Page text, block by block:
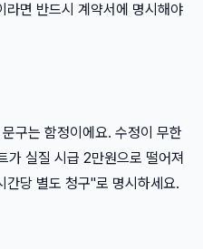
라면 반드시 계약서에 명시해야
구는 함정이에요. 수정이 무한
가 실질 시급 2만원으로 떨어져
간당 별도 청구"로 명시하세요.